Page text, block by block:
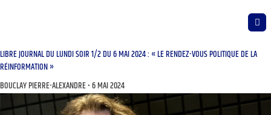
LIBRE JOURNAL DU LUNDI SOIR 1/2 DU 6 MAI 2024 : « LE RENDEZ-VOUS POLITIQUE DE LA
RÉINFORMATION »
BOUCLAY PIERRE-ALEXANDRE 6 MAI 2024